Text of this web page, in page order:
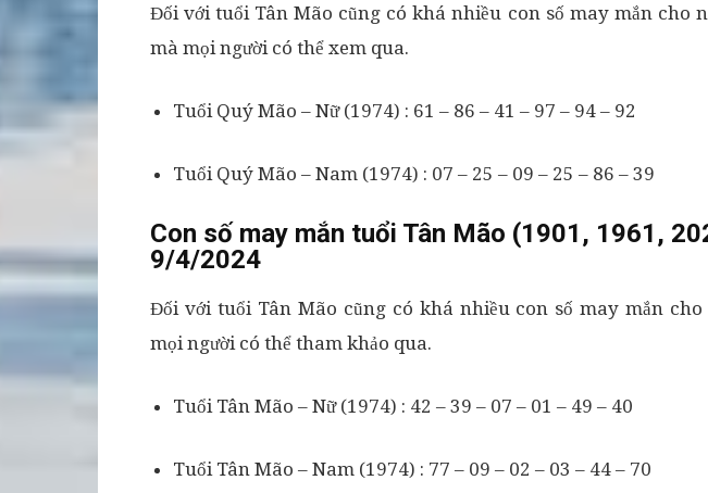
Đối với tuổi Tân Mão cũng có khá nhiều con số may mắn cho
mà mọi người có thể xem qua.
Tuổi Quý Mão – Nữ (1974) : 61 – 86 – 41 – 97 – 94 – 92
Tuổi Quý Mão – Nam (1974) : 07 – 25 – 09 – 25 – 86 – 39
Con số may mắn tuổi Tân Mão (1901, 1961,
9/4/2024
Đối với tuổi Tân Mão cũng có khá nhiều con số may mắn
mọi người có thể tham khảo qua.
Tuổi Tân Mão – Nữ (1974) : 42 – 39 – 07 – 01 – 49 – 40
Tuổi Tân Mão – Nam (1974) : 77 – 09 – 02 – 03 – 44 – 70